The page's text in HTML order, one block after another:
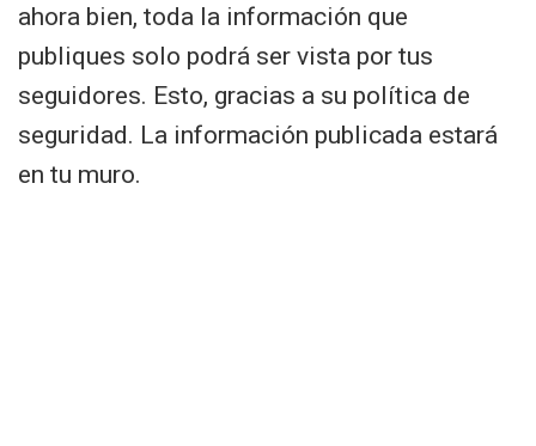
ahora bien, toda la información que
publiques solo podrá ser vista por tus
seguidores. Esto, gracias a su política de
seguridad. La información publicada estará
en tu muro.